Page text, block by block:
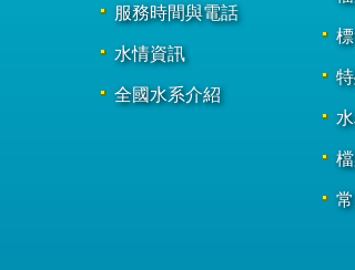
服務時間與電話
水情資訊
全國水系介紹